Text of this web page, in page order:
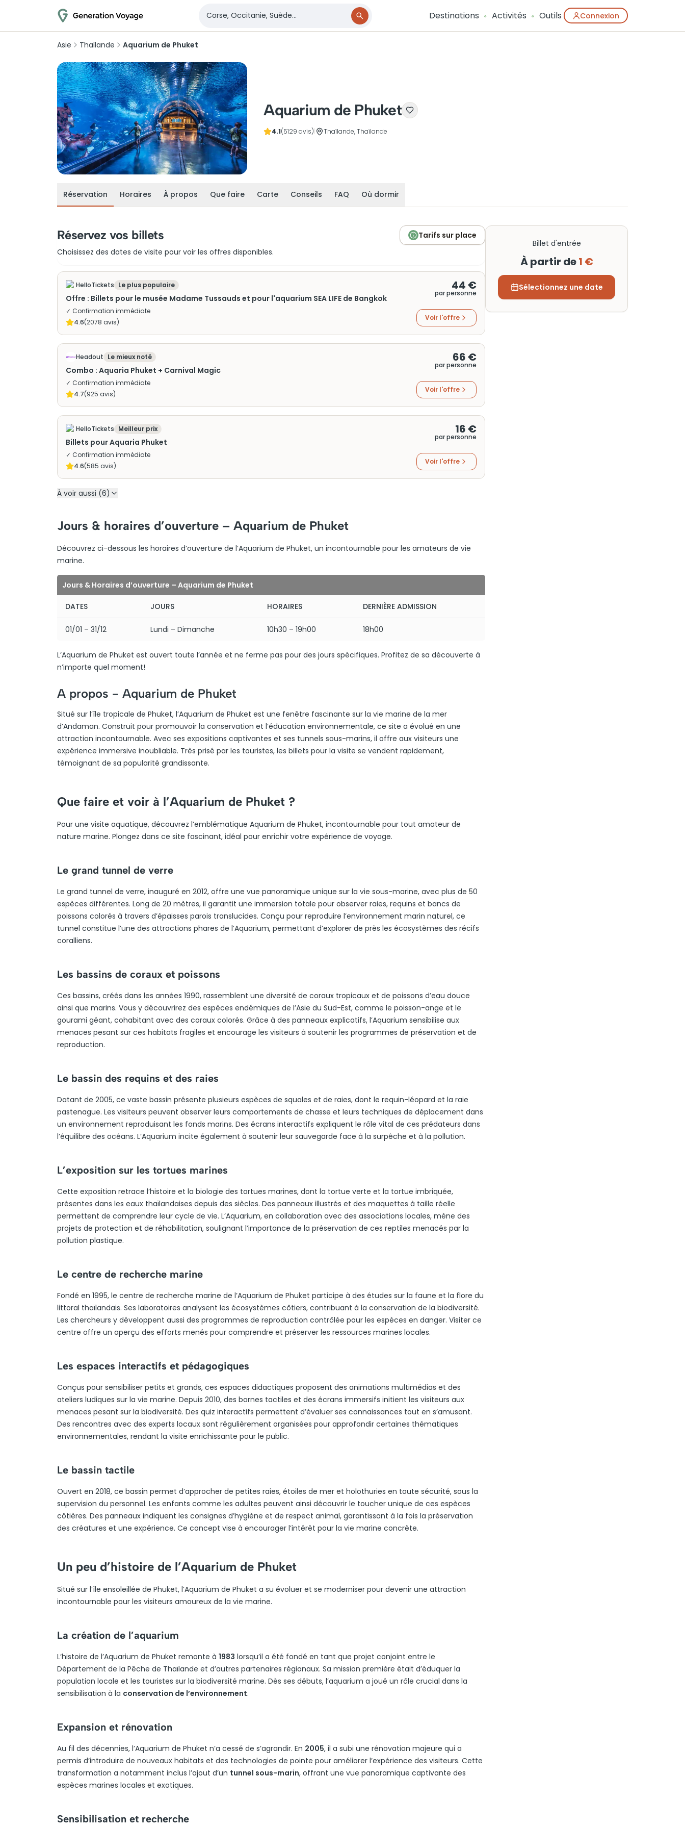
Destinations Activités Outils Connexion
Asie Thaïlande Aquarium de Phuket
Aquarium de Phuket
4.1(5129 avis) Thaïlande, Thaïlande
Réservation Horaires À propos Que faire Carte Conseils FAQ Où dormir
Réservez vos billets
Choisissez des dates de visite pour voir les offres disponibles.
Tarifs sur place
HelloTickets Le plus populaire
Offre : Billets pour le musée Madame Tussauds et pour l'aquarium SEA LIFE de Bangkok
✓ Confirmation immédiate
4.6(2078 avis)
44 €
par personne
Voir l'offre
Headout Le mieux noté
Combo : Aquaria Phuket + Carnival Magic
✓ Confirmation immédiate
4.7(925 avis)
66 €
par personne
Voir l'offre
HelloTickets Meilleur prix
Billets pour Aquaria Phuket
✓ Confirmation immédiate
4.6(585 avis)
16 €
par personne
Voir l'offre
À voir aussi (6)
Jours & horaires d’ouverture – Aquarium de Phuket
Découvrez ci-dessous les horaires d’ouverture de l’Aquarium de Phuket, un incontournable pour les amateurs de vie
marine.
Jours & Horaires d’ouverture – Aquarium de Phuket
DATES JOURS HORAIRES DERNIÈRE ADMISSION
01/01 – 31/12 Lundi – Dimanche 10h30 – 19h00 18h00
L’Aquarium de Phuket est ouvert toute l’année et ne ferme pas pour des jours spécifiques. Profitez de sa découverte à
n’importe quel moment!
A propos - Aquarium de Phuket
Situé sur l’île tropicale de Phuket, l’Aquarium de Phuket est une fenêtre fascinante sur la vie marine de la mer
d’Andaman. Construit pour promouvoir la conservation et l’éducation environnementale, ce site a évolué en une
attraction incontournable. Avec ses expositions captivantes et ses tunnels sous-marins, il offre aux visiteurs une
expérience immersive inoubliable. Très prisé par les touristes, les billets pour la visite se vendent rapidement,
témoignant de sa popularité grandissante.
Que faire et voir à l’Aquarium de Phuket ?
Pour une visite aquatique, découvrez l’emblématique Aquarium de Phuket, incontournable pour tout amateur de
nature marine. Plongez dans ce site fascinant, idéal pour enrichir votre expérience de voyage.
Le grand tunnel de verre
Le grand tunnel de verre, inauguré en 2012, offre une vue panoramique unique sur la vie sous-marine, avec plus de 50
espèces différentes. Long de 20 mètres, il garantit une immersion totale pour observer raies, requins et bancs de
poissons colorés à travers d’épaisses parois translucides. Conçu pour reproduire l’environnement marin naturel, ce
tunnel constitue l’une des attractions phares de l’Aquarium, permettant d’explorer de près les écosystèmes des récifs
coralliens.
Les bassins de coraux et poissons
Ces bassins, créés dans les années 1990, rassemblent une diversité de coraux tropicaux et de poissons d’eau douce
ainsi que marins. Vous y découvrirez des espèces endémiques de l’Asie du Sud-Est, comme le poisson-ange et le
gourami géant, cohabitant avec des coraux colorés. Grâce à des panneaux explicatifs, l’Aquarium sensibilise aux
menaces pesant sur ces habitats fragiles et encourage les visiteurs à soutenir les programmes de préservation et de
reproduction.
Le bassin des requins et des raies
Datant de 2005, ce vaste bassin présente plusieurs espèces de squales et de raies, dont le requin-léopard et la raie
pastenague. Les visiteurs peuvent observer leurs comportements de chasse et leurs techniques de déplacement dans
un environnement reproduisant les fonds marins. Des écrans interactifs expliquent le rôle vital de ces prédateurs dans
l’équilibre des océans. L’Aquarium incite également à soutenir leur sauvegarde face à la surpêche et à la pollution.
L’exposition sur les tortues marines
Cette exposition retrace l’histoire et la biologie des tortues marines, dont la tortue verte et la tortue imbriquée,
présentes dans les eaux thaïlandaises depuis des siècles. Des panneaux illustrés et des maquettes à taille réelle
permettent de comprendre leur cycle de vie. L’Aquarium, en collaboration avec des associations locales, mène des
projets de protection et de réhabilitation, soulignant l’importance de la préservation de ces reptiles menacés par la
pollution plastique.
Le centre de recherche marine
Fondé en 1995, le centre de recherche marine de l’Aquarium de Phuket participe à des études sur la faune et la flore du
littoral thaïlandais. Ses laboratoires analysent les écosystèmes côtiers, contribuant à la conservation de la biodiversité.
Les chercheurs y développent aussi des programmes de reproduction contrôlée pour les espèces en danger. Visiter ce
centre offre un aperçu des efforts menés pour comprendre et préserver les ressources marines locales.
Les espaces interactifs et pédagogiques
Conçus pour sensibiliser petits et grands, ces espaces didactiques proposent des animations multimédias et des
ateliers ludiques sur la vie marine. Depuis 2010, des bornes tactiles et des écrans immersifs initient les visiteurs aux
menaces pesant sur la biodiversité. Des quiz interactifs permettent d’évaluer ses connaissances tout en s’amusant.
Des rencontres avec des experts locaux sont régulièrement organisées pour approfondir certaines thématiques
environnementales, rendant la visite enrichissante pour le public.
Le bassin tactile
Ouvert en 2018, ce bassin permet d’approcher de petites raies, étoiles de mer et holothuries en toute sécurité, sous la
supervision du personnel. Les enfants comme les adultes peuvent ainsi découvrir le toucher unique de ces espèces
côtières. Des panneaux indiquent les consignes d’hygiène et de respect animal, garantissant à la fois la préservation
des créatures et une expérience. Ce concept vise à encourager l’intérêt pour la vie marine concrète.
Un peu d’histoire de l’Aquarium de Phuket
Situé sur l’île ensoleillée de Phuket, l’Aquarium de Phuket a su évoluer et se moderniser pour devenir une attraction
incontournable pour les visiteurs amoureux de la vie marine.
La création de l’aquarium
L’histoire de l’Aquarium de Phuket remonte à 1983 lorsqu’il a été fondé en tant que projet conjoint entre le
Département de la Pêche de Thaïlande et d’autres partenaires régionaux. Sa mission première était d’éduquer la
population locale et les touristes sur la biodiversité marine. Dès ses débuts, l’aquarium a joué un rôle crucial dans la
sensibilisation à la conservation de l’environnement.
Expansion et rénovation
Au fil des décennies, l’Aquarium de Phuket n’a cessé de s’agrandir. En 2005, il a subi une rénovation majeure qui a
permis d’introduire de nouveaux habitats et des technologies de pointe pour améliorer l’expérience des visiteurs. Cette
transformation a notamment inclus l’ajout d’un tunnel sous-marin, offrant une vue panoramique captivante des
espèces marines locales et exotiques.
Sensibilisation et recherche
Billet d'entrée
À partir de1 €
Sélectionnez une date